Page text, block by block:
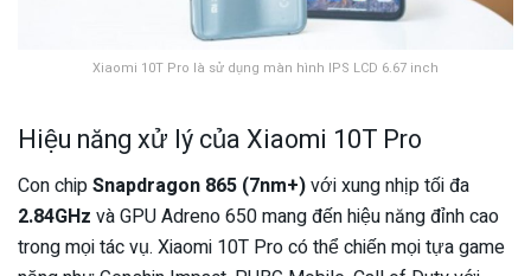
Xiaomi 10T Pro là sử dụng màn hình IPS LCD 6.67 inch
Hiệu năng xử lý của Xiaomi 10T Pro
Con chipSnapdragon 865 (7nm+)với xung nhịp tối đa
2.84GHz và GPU Adreno 650 mang đến hiệu năng đỉnh cao
trong mọi tác vụ. Xiaomi 10T Pro có thể chiến mọi tựa game